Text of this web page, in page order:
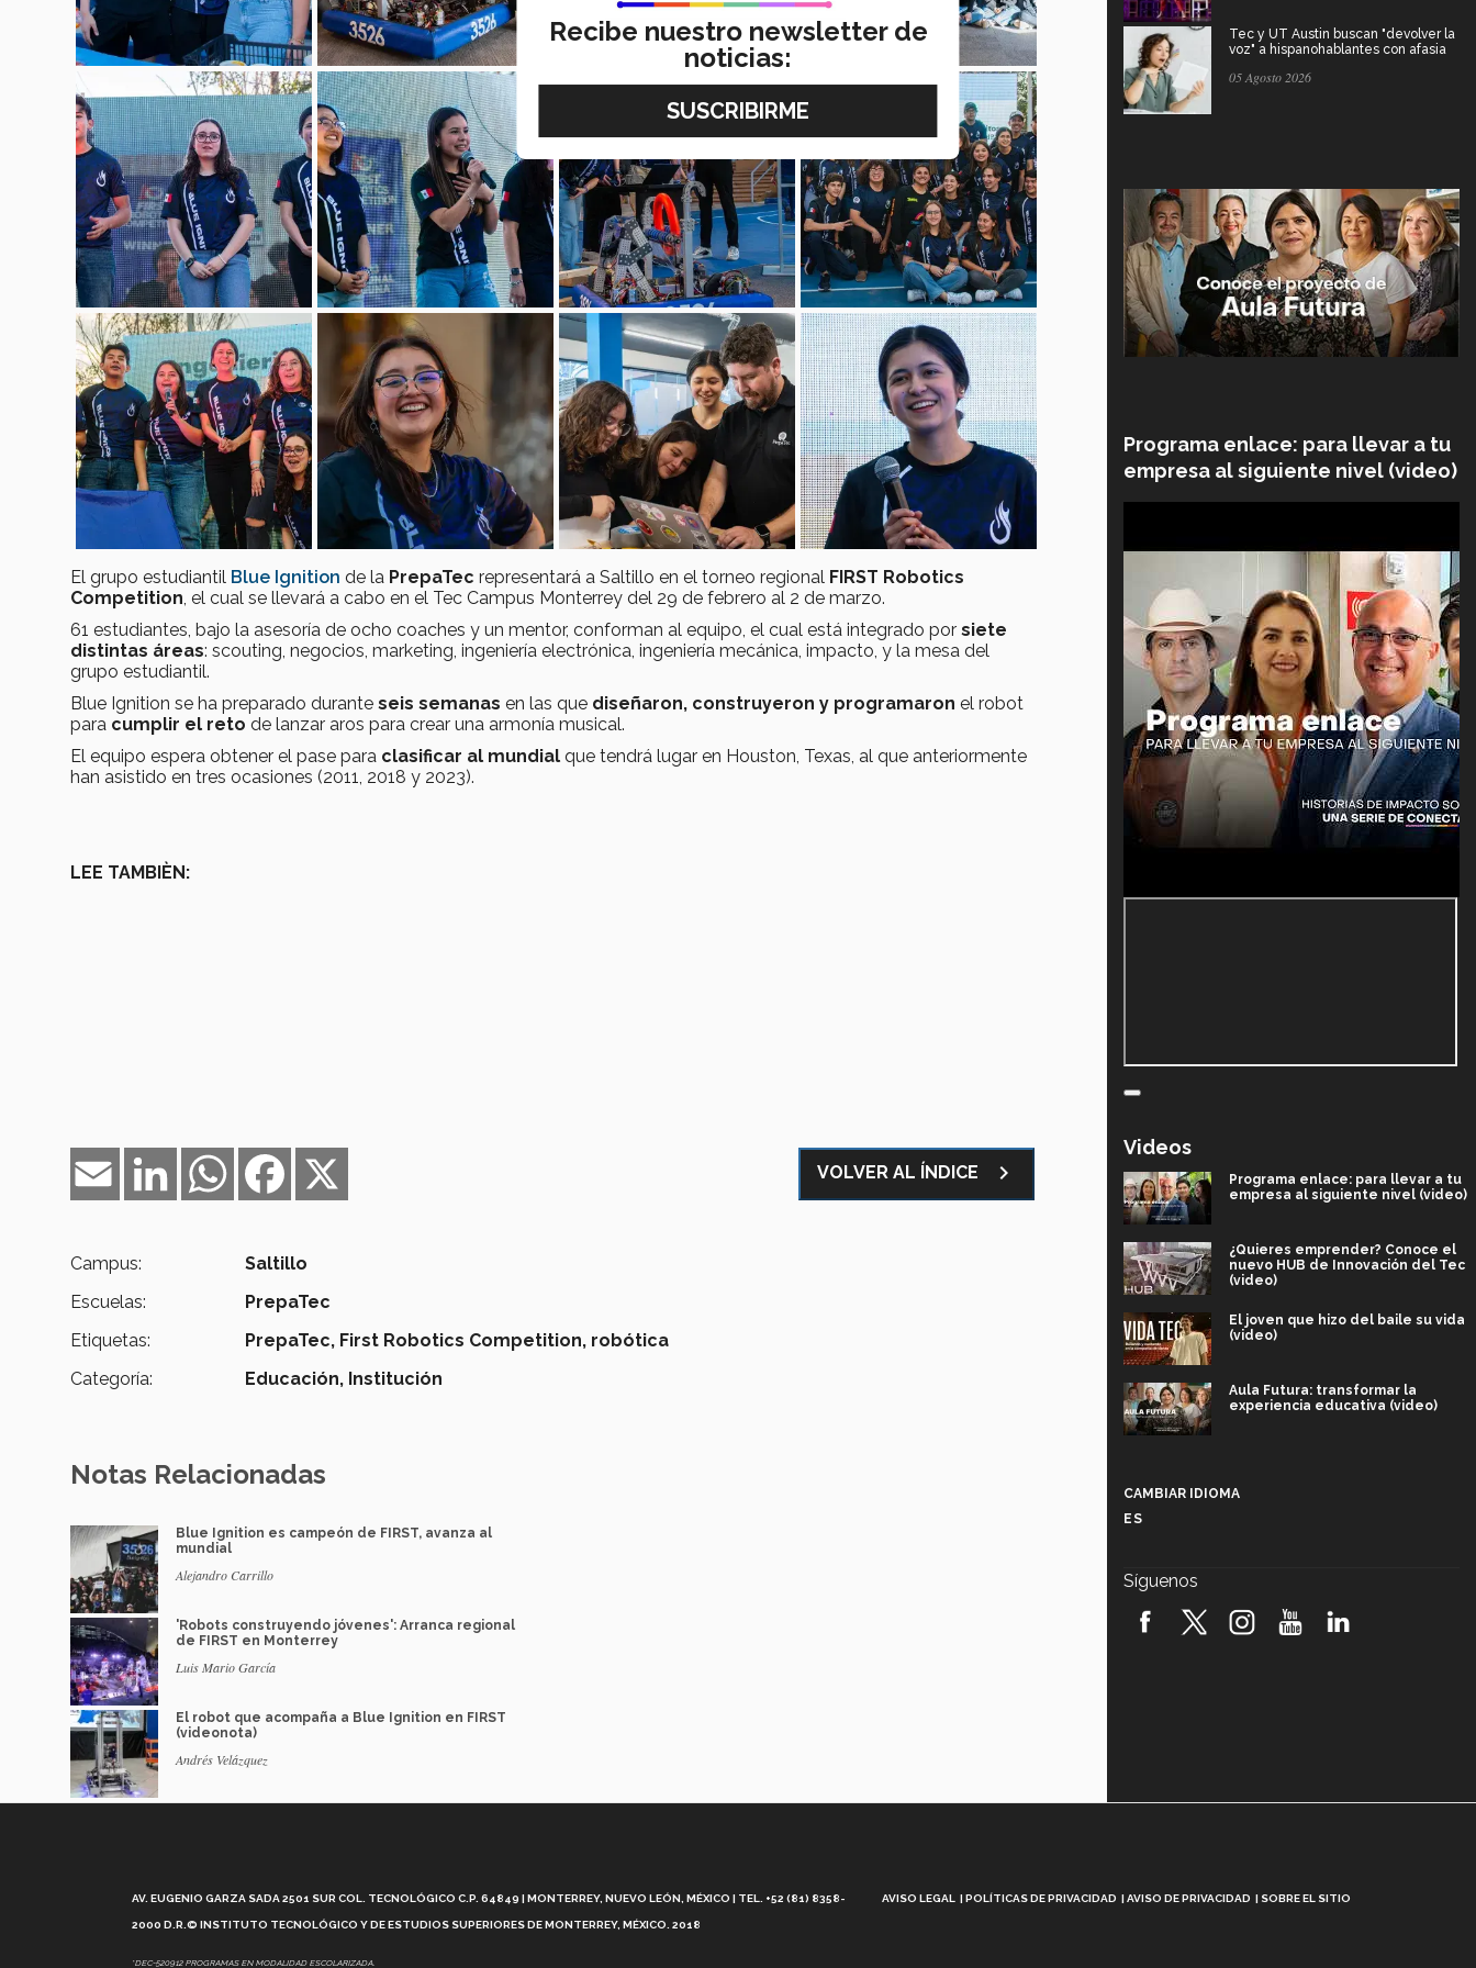
El grupo estudiantil Blue Ignition de la PrepaTec representará a Saltillo en el torneo regional FIRST Robotics
Competition, el cual se llevará a cabo en el Tec Campus Monterrey del 29 de febrero al 2 de marzo.
61 estudiantes, bajo la asesoría de ocho coaches y un mentor, conforman al equipo, el cual está integrado por siete
distintas áreas: scouting, negocios, marketing, ingeniería electrónica, ingeniería mecánica, impacto, y la mesa del
grupo estudiantil.
Blue Ignition se ha preparado durante seis semanas en las que diseñaron, construyeron y programaron el robot
para cumplir el reto de lanzar aros para crear una armonía musical.
El equipo espera obtener el pase para clasificar al mundial que tendrá lugar en Houston, Texas, al que anteriormente
han asistido en tres ocasiones (2011, 2018 y 2023).
LEE TAMBIÈN:
Facebook
WhatsApp
LinkedIn
Email
VOLVER AL ÍNDICE navigate_next
Campus:
Saltillo
Escuelas:
PrepaTec
Etiquetas:
PrepaTec, First Robotics Competition, robótica
Categoría:
Educación, Institución
Notas Relacionadas
Blue Ignition es campeón de FIRST, avanza al
mundial
Alejandro Carrillo
'Robots construyendo jóvenes': Arranca regional
de FIRST en Monterrey
Luis Mario García
El robot que acompaña a Blue Ignition en FIRST
(videonota)
Andrés Velázquez
Tec y UT Austin buscan "devolver la
voz" a hispanohablantes con afasia
05 Agosto 2026
Programa enlace: para llevar a tu
empresa al siguiente nivel (video)
Videos
Programa enlace: para llevar a tu
empresa al siguiente nivel (video)
¿Quieres emprender? Conoce el
nuevo HUB de Innovación del Tec
(video)
El joven que hizo del baile su vida
(video)
Aula Futura: transformar la
experiencia educativa (video)
robótica FIRST 2026! (video)
CAMBIAR IDIOMA
ES
Síguenos
AV. EUGENIO GARZA SADA 2501 SUR COL. TECNOLÓGICO C.P. 64849 | MONTERREY, NUEVO LEÓN, MÉXICO | TEL. +52 (81) 8358-
2000 D.R.© INSTITUTO TECNOLÓGICO Y DE ESTUDIOS SUPERIORES DE MONTERREY, MÉXICO. 2018
*DEC-520912 PROGRAMAS EN MODALIDAD ESCOLARIZADA.
AVISO LEGAL POLÍTICAS DE PRIVACIDAD AVISO DE PRIVACIDAD SOBRE EL SITIO
Recibe nuestro newsletter de
noticias: